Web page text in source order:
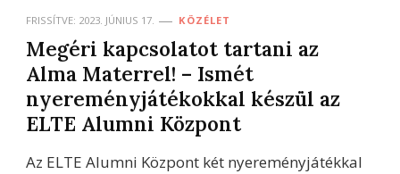
FRISSÍTVE: 2023. JÚNIUS 17. KÖZÉLET
Megéri kapcsolatot tartani az
Alma Materrel! – Ismét
nyereményjátékokkal készül az
ELTE Alumni Központ
Az ELTE Alumni Központ két nyereményjátékkal